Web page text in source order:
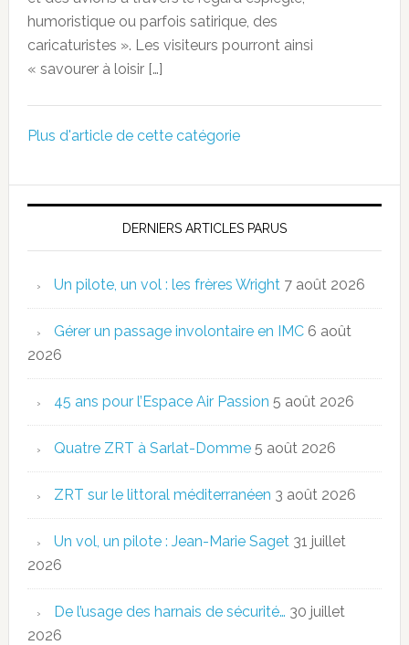
humoristique ou parfois satirique, des
caricaturistes ». Les visiteurs pourront ainsi
« savourer à loisir […]
Plus d'article de cette catégorie
DERNIERS ARTICLES PARUS
Un pilote, un vol : les frères Wright 7 août 2026
Gérer un passage involontaire en IMC 6 août
2026
45 ans pour l’Espace Air Passion 5 août 2026
Quatre ZRT à Sarlat-Domme 5 août 2026
ZRT sur le littoral méditerranéen 3 août 2026
Un vol, un pilote : Jean-Marie Saget 31 juillet
2026
De l’usage des harnais de sécurité… 30 juillet
2026